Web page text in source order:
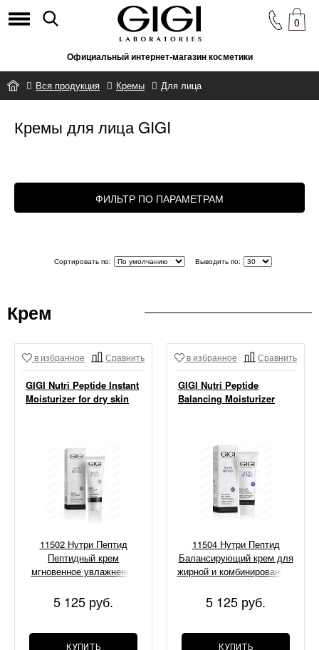
Официальный интернет-магазин косметики
0
Вся продукция Кремы Для лица
ФИЛЬТР ПО ПАРАМЕТРАМ
Кремы для лица GIGI
Сортировать по: Выводить по:
Крем
в избранное Сравнить
GIGI Nutri Peptide Instant
Moisturizer for dry skin
11502 Нутри Пептид
Пептидный крем
мгновенное увлажнение
5 125 руб.
КУПИТЬ
в избранное Сравнить
GIGI Nutri Peptide
Balancing Moisturizer
11504 Нутри Пептид
Балансирующий крем для
жирной и комбинированной
5 125 руб.
КУПИТЬ